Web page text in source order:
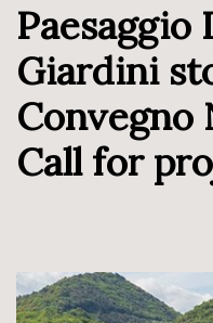
Paesaggio
Giardini
Convegno
Call for